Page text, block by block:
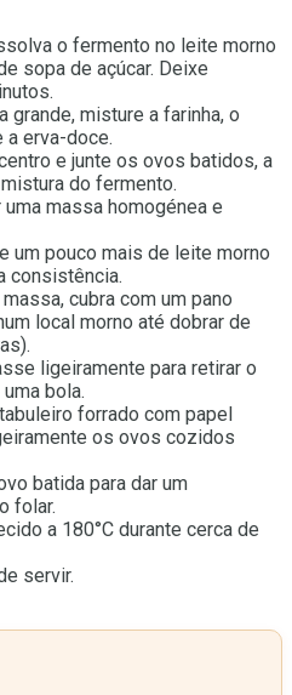
o fermento no leite morno
sopa de açúcar. Deixe
grande, misture a farinha, o
a erva-doce.
e junte os ovos batidos, a
do fermento.
massa homogénea e
um pouco mais de leite morno
consistência.
cubra com um pano
local morno até dobrar de
ligeiramente para retirar o
bola.
forrado com papel
os ovos cozidos
batida para dar um
folar.
a 180°C durante cerca de
servir.